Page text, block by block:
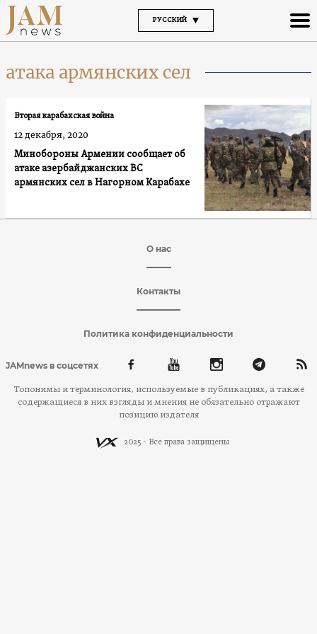
РУССКИЙ
атака армянских сел
Минобороны Армении сообщает об
атаке азербайджанских ВС
армянских сел в Нагорном Карабахе
Вторая карабахская война
12 декабря, 2020
О нас
Контакты
Политика конфиденциальности
JAMnews в соцсетях
Топонимы и терминология, используемые в публикациях, а также
содержащиеся в них взгляды и мнения не обязательно отражают
позицию издателя
2025 - Все права защищены